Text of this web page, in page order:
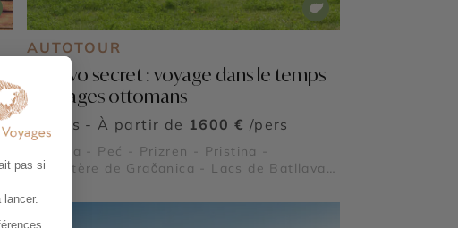
AUTOTOUR
Kosovo secret : voyage dans le temps
et villages ottomans
8 jours - À partir de 1600 € /pers
Gjakova - Peć - Prizren - Pristina -
Monastère de Gračanica - Lacs de Batllava
Cathédrale Sainte-Mère-Teresa - Bjeshkët e
Nemuna - Bibliothèque nationale du Kosovo